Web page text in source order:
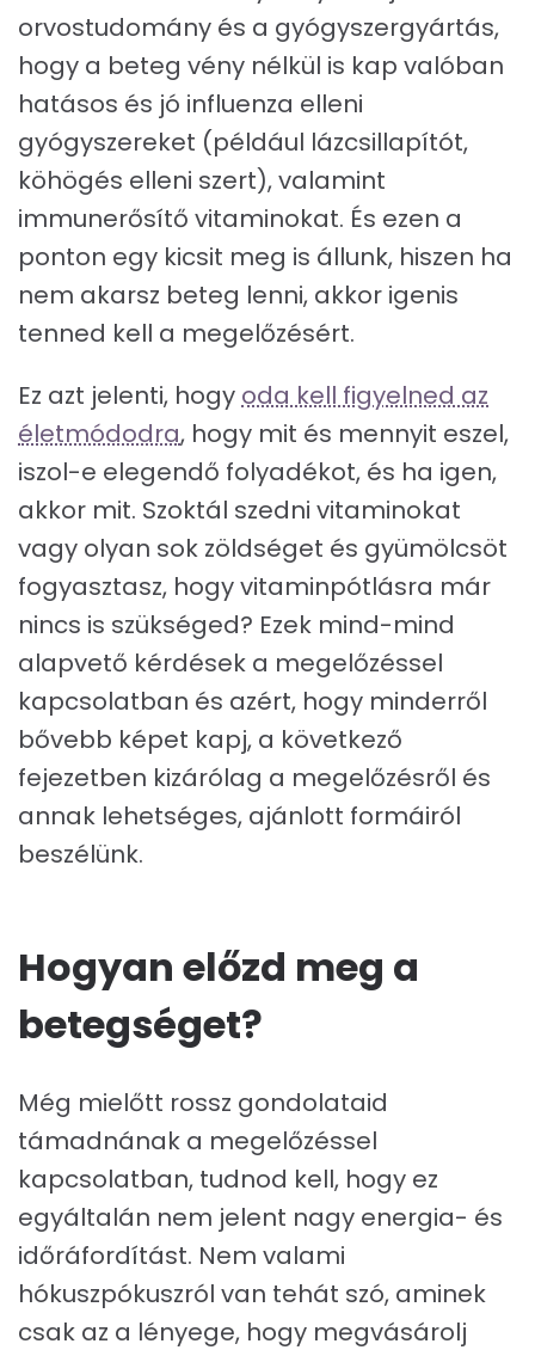
orvostudomány és a gyógyszergyártás,
hogy a beteg vény nélkül is kap valóban
hatásos és jó influenza elleni
gyógyszereket (például lázcsillapítót,
köhögés elleni szert), valamint
immunerősítő vitaminokat. És ezen a
ponton egy kicsit meg is állunk, hiszen ha
nem akarsz beteg lenni, akkor igenis
tenned kell a megelőzésért.
Ez azt jelenti, hogy oda kell figyelned az
életmódodra, hogy mit és mennyit eszel,
iszol-e elegendő folyadékot, és ha igen,
akkor mit. Szoktál szedni vitaminokat
vagy olyan sok zöldséget és gyümölcsöt
fogyasztasz, hogy vitaminpótlásra már
nincs is szükséged? Ezek mind-mind
alapvető kérdések a megelőzéssel
kapcsolatban és azért, hogy minderről
bővebb képet kapj, a következő
fejezetben kizárólag a megelőzésről és
annak lehetséges, ajánlott formáiról
beszélünk.
Hogyan előzd meg a
betegséget?
Még mielőtt rossz gondolataid
támadnának a megelőzéssel
kapcsolatban, tudnod kell, hogy ez
egyáltalán nem jelent nagy energia- és
időráfordítást. Nem valami
hókuszpókuszról van tehát szó, aminek
csak az a lényege, hogy megvásárolj